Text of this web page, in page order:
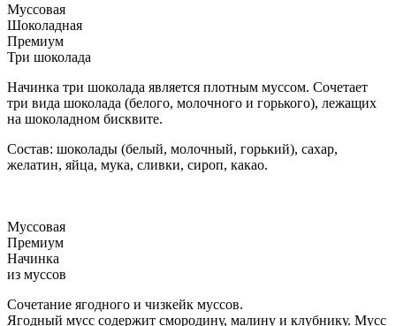
Муссовая
Шоколадная
Премиум
Три шоколада
Начинка три шоколада является плотным муссом. Сочетает
три вида шоколада (белого, молочного и горького), лежащих
на шоколадном бисквите.
Состав: шоколады (белый, молочный, горький), сахар,
желатин, яйца, мука, сливки, сироп, какао.
Муссовая
Премиум
Начинка
из муссов
Сочетание ягодного и чизкейк муссов.
Ягодный мусс содержит смородину, малину и клубнику. Мусс